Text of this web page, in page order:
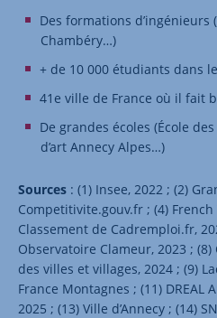
Des formations d’ingénieurs
Chambéry…)
+ de 10 000 étudiants dans
41e ville de France où il fait
De grandes écoles (École
d’art Annecy Alpes…)
Sources : (1) Insee, 2022 ; (2)
Competitivite.gouv.fr ; (4)
Classement de Cadremploi.fr,
Observatoire Clameur, 2023 ; (8)
des villes et villages, 2024 ; (9)
France Montagnes ; (11) DREAL
2025 ; (13) Ville d’Annecy ; (14)